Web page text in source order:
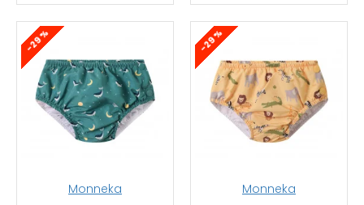
-29 %
Monneka
-29 %
Monneka